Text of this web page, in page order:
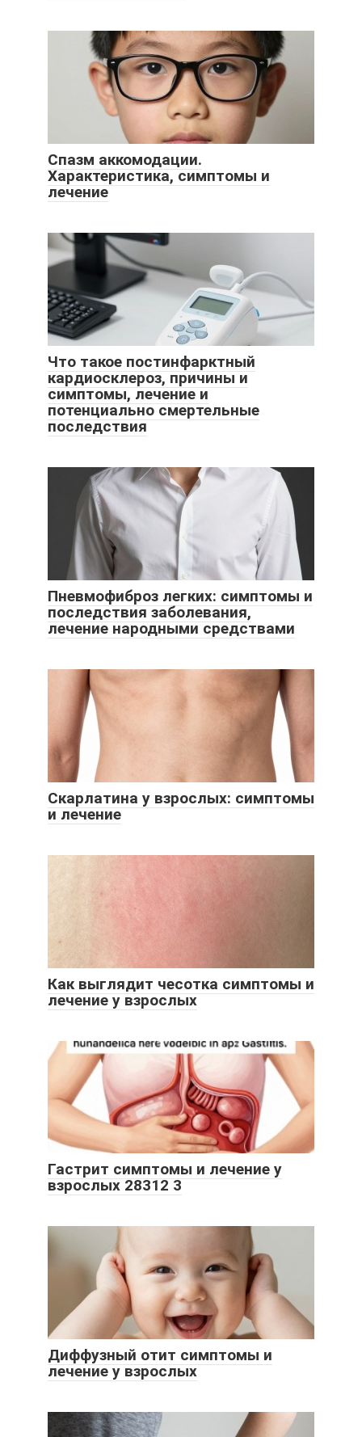
Спазм аккомодации.
Характеристика, симптомы и
лечение
Что такое постинфарктный
кардиосклероз, причины и
симптомы, лечение и
потенциально смертельные
последствия
Пневмофиброз легких: симптомы и
последствия заболевания,
лечение народными средствами
Скарлатина у взрослых: симптомы
и лечение
Как выглядит чесотка симптомы и
лечение у взрослых
Гастрит симптомы и лечение у
взрослых 28312 3
Диффузный отит симптомы и
лечение у взрослых